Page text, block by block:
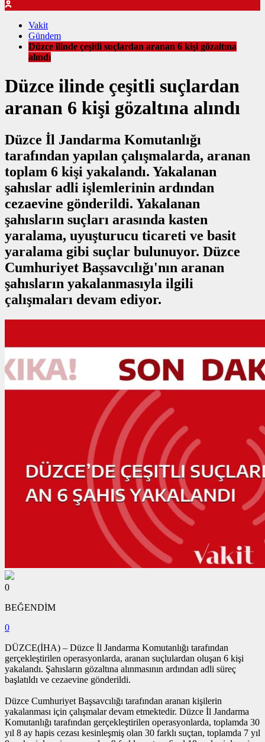
Vakit
Gündem
Düzce ilinde çeşitli suçlardan aranan 6 kişi gözaltına
alındı
Düzce ilinde çeşitli suçlardan
aranan 6 kişi gözaltına alındı
Düzce İl Jandarma Komutanlığı
tarafından yapılan çalışmalarda, aranan
toplam 6 kişi yakalandı. Yakalanan
şahıslar adli işlemlerinin ardından
cezaevine gönderildi. Yakalanan
şahısların suçları arasında kasten
yaralama, uyuşturucu ticareti ve basit
yaralama gibi suçlar bulunuyor. Düzce
Cumhuriyet Başsavcılığı'nın aranan
şahısların yakalanmasıyla ilgili
çalışmaları devam ediyor.
0
BEĞENDİM
0
DÜZCE(İHA) – Düzce İl Jandarma Komutanlığı tarafından
gerçekleştirilen operasyonlarda, aranan suçlulardan oluşan 6 kişi
yakalandı. Şahısların gözaltına alınmasının ardından adli süreç
başlatıldı ve cezaevine gönderildi.
Düzce Cumhuriyet Başsavcılığı tarafından aranan kişilerin
yakalanması için çalışmalar devam etmektedir. Düzce İl Jandarma
Komutanlığı tarafından gerçekleştirilen operasyonlarda, toplamda 30
yıl 8 ay hapis cezası kesinleşmiş olan 30 farklı suçtan, toplamda 7 yıl